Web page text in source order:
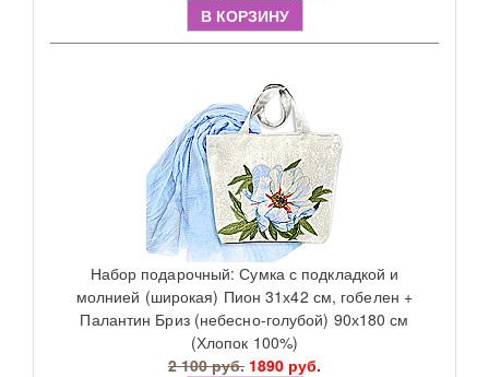
В КОРЗИНУ
Набор подарочный: Сумка с подкладкой и
молнией (широкая) Пион 31х42 см, гобелен +
Палантин Бриз (небесно-голубой) 90х180 см
(Хлопок 100%)
2 100 руб. 1890 руб.